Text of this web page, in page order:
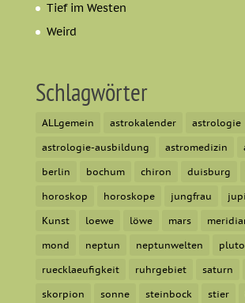
Tief im Westen
Weird
Schlagwörter
ALLgemein astrokalender astrologie
astrologie-ausbildung astromedizin
berlin bochum chiron duisburg
horoskop horoskope jungfrau
Kunst loewe löwe mars
mond neptun neptunwelten pluto
ruecklaeufigkeit ruhrgebiet saturn
skorpion sonne steinbock stier